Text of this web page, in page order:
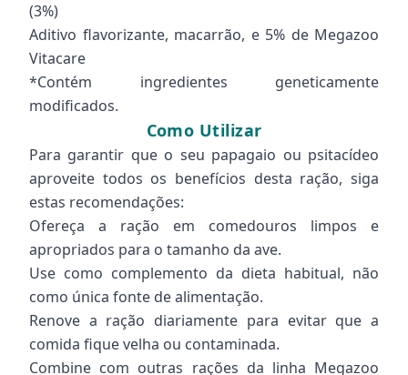
(3%)
Aditivo flavorizante, macarrão, e 5% de Megazoo
Vitacare
*Contém ingredientes geneticamente
modificados.
Como Utilizar
Para garantir que o seu papagaio ou psitacídeo
aproveite todos os benefícios desta ração, siga
estas recomendações:
Ofereça a ração em comedouros limpos e
apropriados para o tamanho da ave.
Use como complemento da dieta habitual, não
como única fonte de alimentação.
Renove a ração diariamente para evitar que a
comida fique velha ou contaminada.
Combine com outras rações da linha Megazoo